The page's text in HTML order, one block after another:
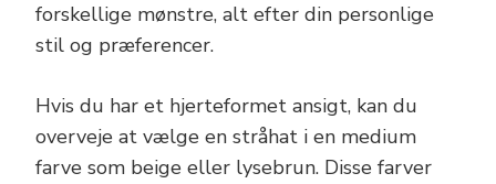
forskellige mønstre, alt efter din personlige
stil og præferencer.
Hvis du har et hjerteformet ansigt, kan du
overveje at vælge en stråhat i en medium
farve som beige eller lysebrun. Disse farver